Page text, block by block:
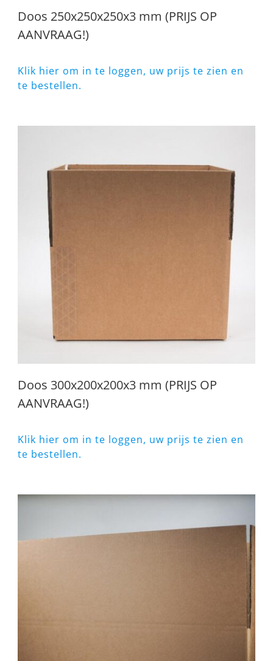
Doos 250x250x250x3 mm (PRIJS OP
AANVRAAG!)
Klik hier om in te loggen, uw prijs te zien en
te bestellen.
Doos 300x200x200x3 mm (PRIJS OP
AANVRAAG!)
Klik hier om in te loggen, uw prijs te zien en
te bestellen.